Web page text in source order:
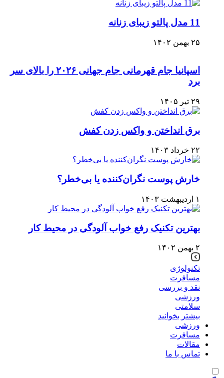
11 مدل پالتو زیبای زنانه
۲۵ بهمن ۱۴۰۲
اسپانیا جام قهرمانی جام جهانی ۲۰۲۶ را بالای سر
برد
۲۹ تیر ۱۴۰۵
برق انداختن و واکس زدن کفش
۲۲ خرداد ۱۴۰۳
خارش پوست نگران‌کننده یا بی‌خطر؟
۱ اردیبهشت ۱۴۰۳
بهترین تکنیک رفع خواب آلودگی در محیط کار
۲ بهمن ۱۴۰۲
تکنولوژی
مسافرت
نقد و بررسی
ورزشی
سلامتی
بیشتر بخوانید
ورزشی
مسافرت
مقالات
تماس با ما